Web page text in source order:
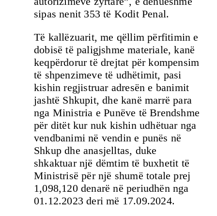
sipas nenit 353 të Kodit Penal.
Të kallëzuarit, me qëllim përfitimin e
dobisë të paligjshme materiale, kanë
keqpërdorur të drejtat për kompensim
të shpenzimeve të udhëtimit, pasi
kishin regjistruar adresën e banimit
jashtë Shkupit, dhe kanë marrë para
nga Ministria e Punëve të Brendshme
për ditët kur nuk kishin udhëtuar nga
vendbanimi në vendin e punës në
Shkup dhe anasjelltas, duke
shkaktuar një dëmtim të buxhetit të
Ministrisë për një shumë totale prej
1,098,120 denarë në periudhën nga
01.12.2023 deri më 17.09.2024.